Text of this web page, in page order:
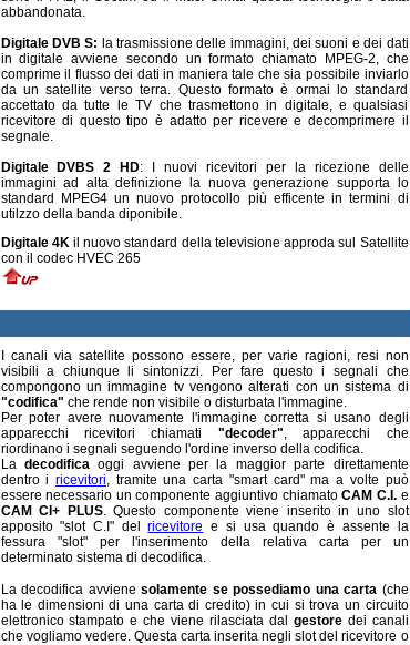
abbandonata.
Digitale DVB S: la trasmissione delle immagini, dei suoni e dei dati
in digitale avviene secondo un formato chiamato MPEG-2, che
comprime il flusso dei dati in maniera tale che sia possibile inviarlo
da un satellite verso terra. Questo formato è ormai lo standard
accettato da tutte le TV che trasmettono in digitale, e qualsiasi
ricevitore di questo tipo è adatto per ricevere e decomprimere il
segnale.
Digitale DVBS 2 HD: I nuovi ricevitori per la ricezione delle
immagini ad alta definizione la nuova generazione supporta lo
standard MPEG4 un nuovo protocollo più efficente in termini di
utilzzo della banda diponibile.
Digitale 4K il nuovo standard della televisione approda sul Satellite
con il codec HVEC 265
I canali via satellite possono essere, per varie ragioni, resi non
visibili a chiunque li sintonizzi. Per fare questo i segnali che
compongono un immagine tv vengono alterati con un sistema di
"codifica" che rende non visibile o disturbata l'immagine.
Per poter avere nuovamente l'immagine corretta si usano degli
apparecchi ricevitori chiamati "decoder", apparecchi che
riordinano i segnali seguendo l'ordine inverso della codifica.
La decodificaoggi avviene per la maggior parte direttamente
dentro i ricevitori, tramite una carta "smart card" ma a volte può
essere necessario un componente aggiuntivo chiamatoCAM C.I.e
CAM CI+ PLUS. Questo componente viene inserito in uno slot
apposito "slot C.I" delricevitore e si usa quando è assente la
fessura "slot" per l'inserimento della relativa carta per un
determinato sistema di decodifica.
La decodifica avviene solamente se possediamo una carta (che
ha le dimensioni di una carta di credito) in cui si trova un circuito
elettronico stampato e che viene rilasciata dal gestoredei canali
che vogliamo vedere. Questa carta inserita negli slot del ricevitore o